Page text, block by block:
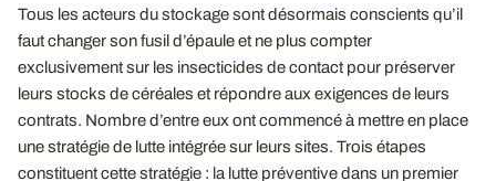
Tous les acteurs du stockage sont désormais conscients qu’il
faut changer son fusil d’épaule et ne plus compter
exclusivement sur les insecticides de contact pour préserver
leurs stocks de céréales et répondre aux exigences de leurs
contrats. Nombre d’entre eux ont commencé à mettre en place
une stratégie de lutte intégrée sur leurs sites. Trois étapes
constituent cette stratégie : la lutte préventive dans un premier